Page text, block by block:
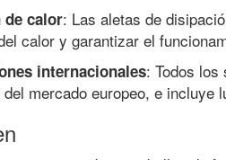
de calor: Las aletas de
calor y garantizar el
internacionales: Todos
mercado europeo, e